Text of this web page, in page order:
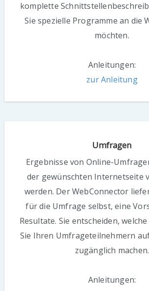
komplette
Sie spezielle Programme an die
möchten.
Anleitungen:
zur Anleitung
Umfragen
Ergebnisse von Online-
der gewünschten Internetseite
werden. Der WebConnector
für die Umfrage selbst, eine
Resultate. Sie entscheiden,
Sie Ihren Umfrageteilnehmern
zugänglich machen.
Anleitungen: